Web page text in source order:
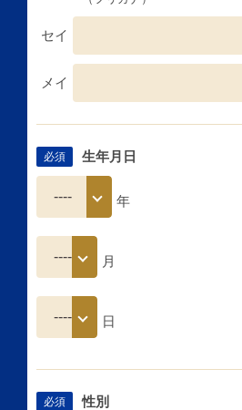
セイ
メイ
必須 生年月日
年
月
日
必須
性別